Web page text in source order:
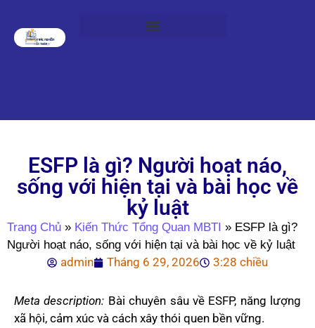
ESFP là gì? Người hoạt náo,
sống với hiện tại và bài học về
kỷ luật
Trang Chủ » Kiến Thức Tổng Quan MBTI » ESFP là gì?
Người hoạt náo, sống với hiện tại và bài học về kỷ luật
admin Tháng 6 29, 2026 3:28 chiều
Meta description: Bài chuyên sâu về ESFP, năng lượng
xã hội, cảm xúc và cách xây thói quen bền vững.